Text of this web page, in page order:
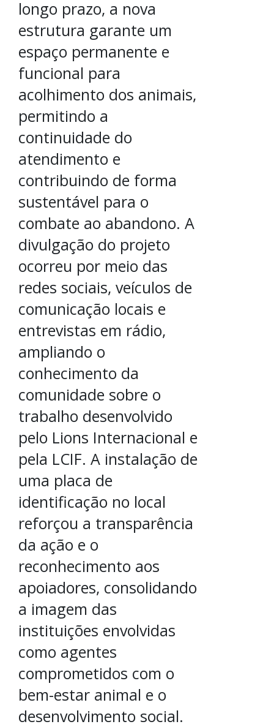
longo prazo, a nova
estrutura garante um
espaço permanente e
funcional para
acolhimento dos animais,
permitindo a
continuidade do
atendimento e
contribuindo de forma
sustentável para o
combate ao abandono. A
divulgação do projeto
ocorreu por meio das
redes sociais, veículos de
comunicação locais e
entrevistas em rádio,
ampliando o
conhecimento da
comunidade sobre o
trabalho desenvolvido
pelo Lions Internacional e
pela LCIF. A instalação de
uma placa de
identificação no local
reforçou a transparência
da ação e o
reconhecimento aos
apoiadores, consolidando
a imagem das
instituições envolvidas
como agentes
comprometidos com o
bem-estar animal e o
desenvolvimento social.